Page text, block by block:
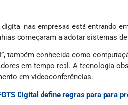
nas empresas está entrando
começaram a adotar sistemas
também conhecida como
em tempo real. A tecnologia
em videoconferências.
Digital define regras para para